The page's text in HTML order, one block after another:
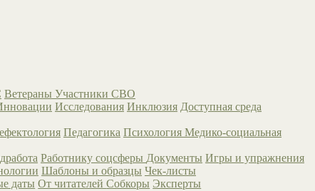
Ветераны Участники СВО
Исследования Инклюзия Доступная среда
Педагогика Психология Медико-социальная
Работнику соцсферы Документы Игры и упражнения
Шаблоны и образцы Чек-листы
даты От читателейСобкоры Эксперты